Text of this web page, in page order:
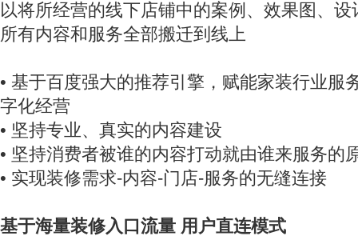
以将所经营的线下店铺中的案例、效果图、设
所有内容和服务全部搬迁到线上
• 基于百度强大的推荐引擎，赋能家装行业服
字化经营
• 坚持专业、真实的内容建设
• 坚持消费者被谁的内容打动就由谁来服务的
• 实现装修需求-内容-门店-服务的无缝连接
基于海量装修入口流量 用户直连模式